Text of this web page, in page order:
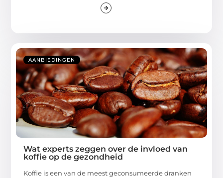
AANBIEDINGEN
Wat experts zeggen over de invloed van
koffie op de gezondheid
Koffie is een van de meest geconsumeerde dranken